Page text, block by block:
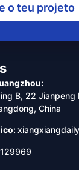
o teu projeto
B, 22 Jianpeng
China